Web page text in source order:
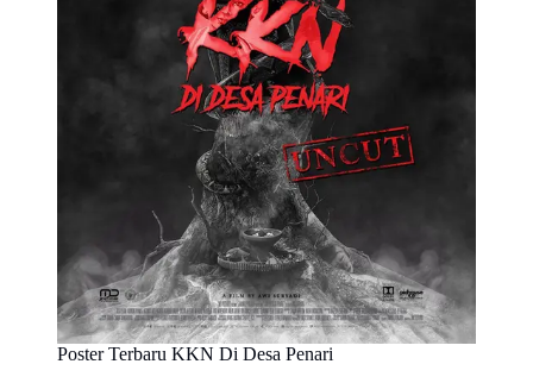
Poster Terbaru KKN Di Desa Penari